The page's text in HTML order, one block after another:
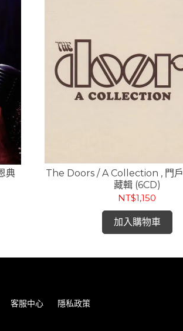
典
The Doors / A Collection , 門
藏輯 (6CD)
NT$1,150
加入購物車
客服中心 隱私政策